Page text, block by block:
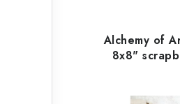
Alchemy of
8x8"